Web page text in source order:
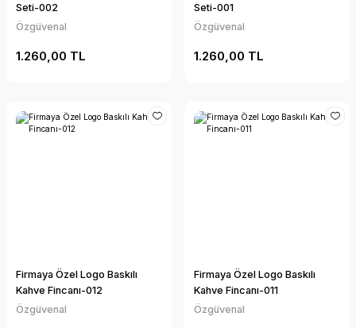
Seti-002
Özgüvenal
1.260,00 TL
Seti-001
Özgüvenal
1.260,00 TL
Firmaya Özel Logo Baskılı
Kahve Fincanı-012
Özgüvenal
Firmaya Özel Logo Baskılı
Kahve Fincanı-011
Özgüvenal